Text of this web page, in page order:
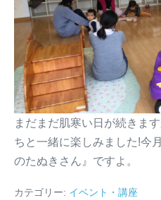
まだまだ肌寒い日が続きま
ちと一緒に楽しみました!今
のたぬきさん』ですよ。
カテゴリー: イベント・講座